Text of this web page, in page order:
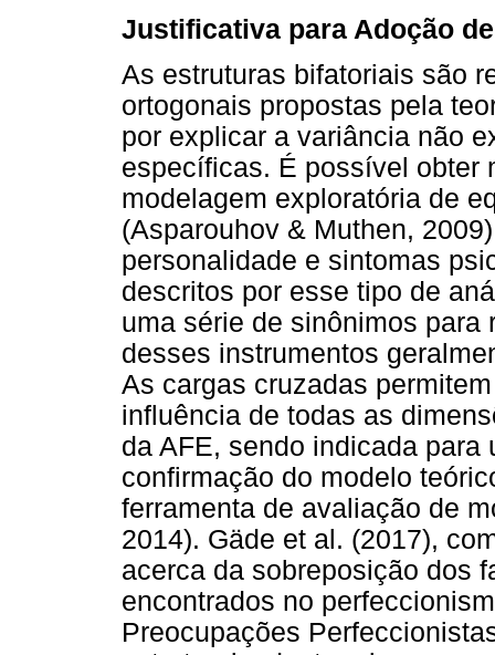
Justificativa para Adoção
As estruturas bifatoriais são
ortogonais propostas pela
por explicar a variância não
específicas. É possível obter
modelagem exploratória de
(Asparouhov & Muthen,
personalidade e sintomas
descritos por esse tipo de
uma série de sinônimos para
desses instrumentos
As cargas cruzadas
influência de todas as
da AFE, sendo indicada
confirmação do modelo
ferramenta de avaliação de
2014). Gäde et al. (2017),
acerca da sobreposição dos
encontrados no
Preocupações